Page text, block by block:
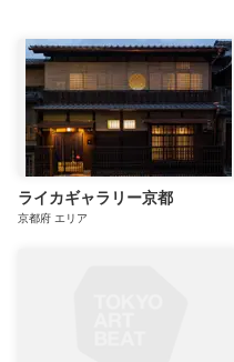
ライカギャラリー京都
京都府 エリア